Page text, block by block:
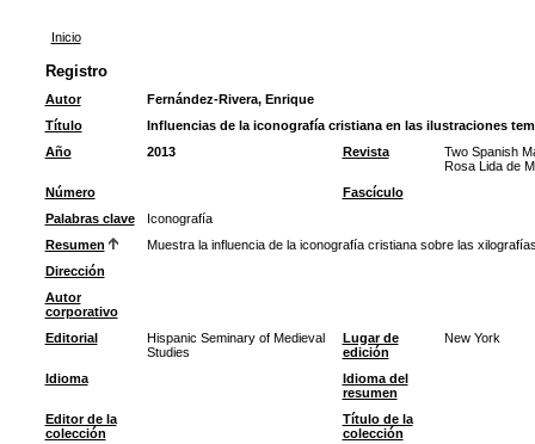
Inicio
Registro
Autor
Fernández-Rivera, Enrique
Título
Influencias de la iconografía cristiana en las ilustraciones
Año
2013 Revista
Two Spanish
Rosa Lida de
Número
Fascículo
Palabras clave
Iconografía
Resumen
Muestra la influencia de la iconografía cristiana sobre las
Dirección
Autor
corporativo
Editorial
Hispanic Seminary of Medieval
Studies
Lugar de
edición
New York
Idioma
Idioma del
resumen
Editor de la
colección
Título de la
colección